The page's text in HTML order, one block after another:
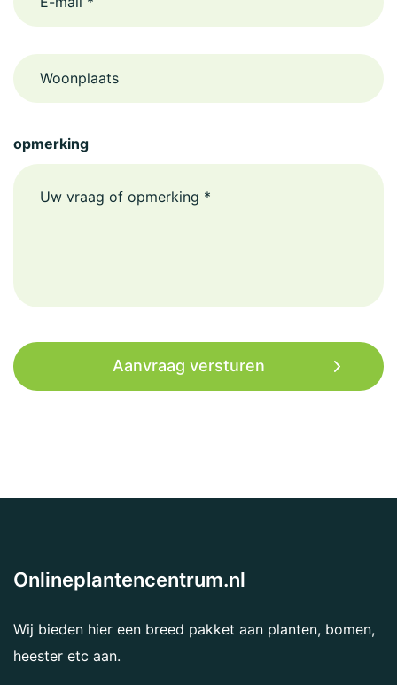
Woonplaats
opmerking
Onlineplantencentrum.nl
Wij bieden hier een breed pakket aan planten, bomen,
heester etc aan.